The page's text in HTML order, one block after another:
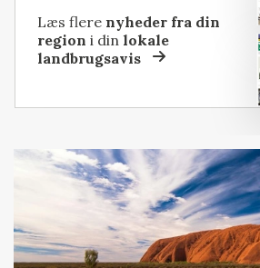
Læs flere nyheder fra din
region i dinlokale
landbrugsavis